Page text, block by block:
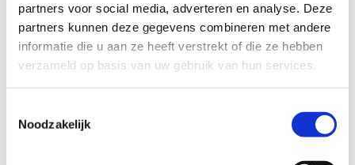
partners voor social media, adverteren en analyse. Deze
partners kunnen deze gegevens combineren met andere
informatie die u aan ze heeft verstrekt of die ze hebben
verzameld op basis van uw gebruik van hun services.
Noodzakelijk
Ik ga ermee akkoord dat deze webinar
wordt opgenomen